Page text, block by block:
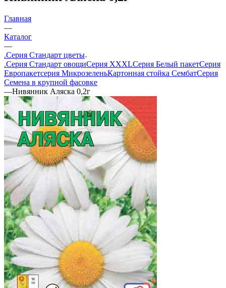
Главная
—
Каталог
—
.Серия Стандарт цветы
.Серия Стандарт овощиСерия XXXLСерия Белый пакетСерия
Европакетсерия МикрозеленьКартонная стойка СембатСерия
Семена в крупной фасовке
—Нивянник Аляска 0,2г